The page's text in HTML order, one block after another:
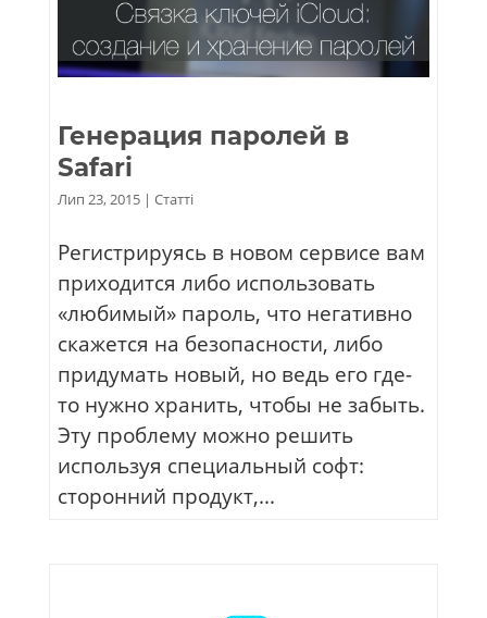
Генерация паролей в
Safari
Лип 23, 2015| Статті
Регистрируясь в новом сервисе вам
приходится либо использовать
«любимый» пароль, что негативно
скажется на безопасности, либо
придумать новый, но ведь его где-
то нужно хранить, чтобы не забыть.
Эту проблему можно решить
используя специальный софт:
сторонний продукт,...